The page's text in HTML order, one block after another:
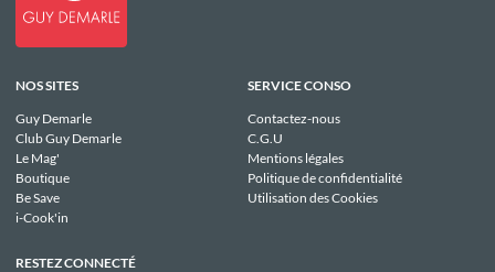
NOS SITES
Guy Demarle
Club Guy Demarle
Le Mag'
Boutique
Be Save
i-Cook'in
SERVICE CONSO
Contactez-nous
C.G.U
Mentions légales
Politique de confidentialité
Utilisation des Cookies
RESTEZ CONNECTÉ